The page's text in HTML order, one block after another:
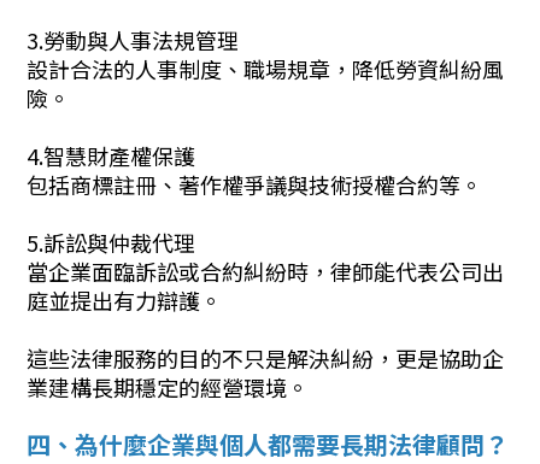
3.勞動與人事法規管理
設計合法的人事制度、職場規章，降低勞資糾紛風
險。
4.智慧財產權保護
包括商標註冊、著作權爭議與技術授權合約等。
5.訴訟與仲裁代理
當企業面臨訴訟或合約糾紛時，律師能代表公司出
庭並提出有力辯護。
這些法律服務的目的不只是解決糾紛，更是協助企
業建構長期穩定的經營環境。
四、為什麼企業與個人都需要長期法律顧問？